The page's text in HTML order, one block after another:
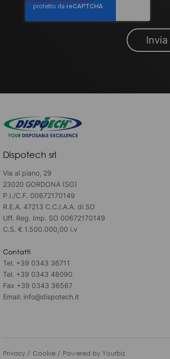
Dispotech srl
Via al piano, 29
23020 GORDONA (SO)
P.I./C.F. 00672170149
R.E.A. 47213 C.C.I.A.A. di SO
Uff. Reg. Imp. SO 00672170149
C.S. € 1.500.000,00 i.v
Contatti
Tel. +39 0343 36711
Tel. +39 0343 48090
Fax +39 0343 36567
Email: info@dispotech.it
Privacy Cookie Powered by Yourbiz